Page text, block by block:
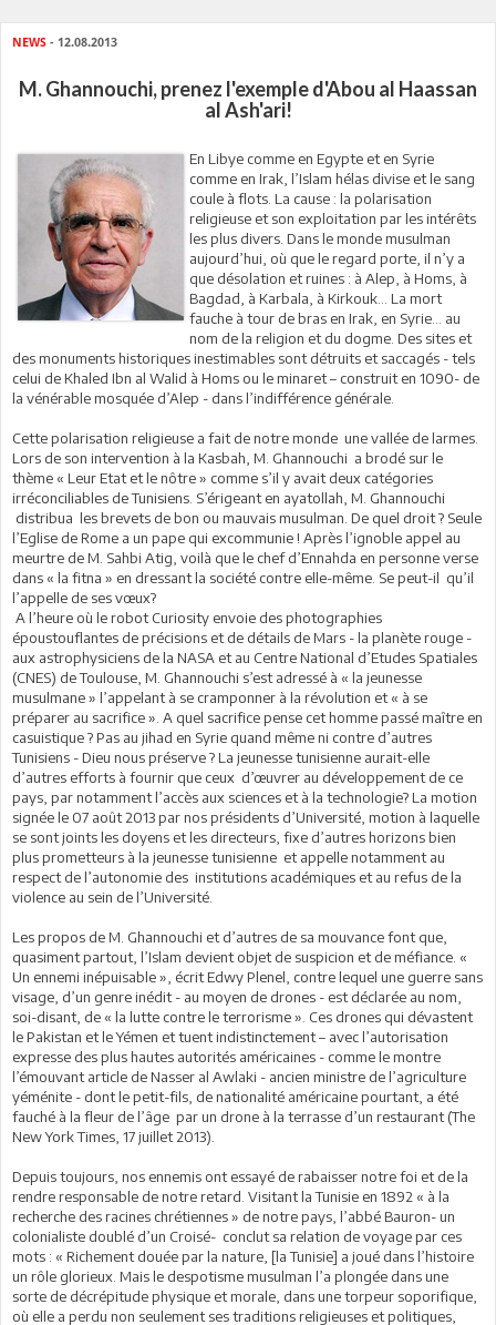
NEWS - 12.08.2013
M. Ghannouchi, prenez l'exemple d'Abou al Haassan
al Ash'ari!
En Libye comme en Egypte et en Syrie
comme en Irak, l’Islam hélas divise et le sang
coule à flots. La cause : la polarisation
religieuse et son exploitation par les intérêts
les plus divers. Dans le monde musulman
aujourd’hui, où que le regard porte, il n’y a
que désolation et ruines : à Alep, à Homs, à
Bagdad, à Karbala, à Kirkouk… La mort
fauche à tour de bras en Irak, en Syrie… au
nom de la religion et du dogme. Des sites et
des monuments historiques inestimables sont détruits et saccagés - tels
celui de Khaled Ibn al Walid à Homs ou le minaret – construit en 1090- de
la vénérable mosquée d’Alep - dans l’indifférence générale.
Cette polarisation religieuse a fait de notre monde une vallée de larmes.
Lors de son intervention à la Kasbah, M. Ghannouchi a brodé sur le
thème « Leur Etat et le nôtre » comme s’il y avait deux catégories
irréconciliables de Tunisiens. S’érigeant en ayatollah, M. Ghannouchi
distribua les brevets de bon ou mauvais musulman. De quel droit ? Seule
l’Eglise de Rome a un pape qui excommunie ! Après l’ignoble appel au
meurtre de M. Sahbi Atig, voilà que le chef d’Ennahda en personne verse
dans « la fitna » en dressant la société contre elle-même. Se peut-il qu’il
l’appelle de ses vœux?
A l’heure où le robot Curiosity envoie des photographies
époustouflantes de précisions et de détails de Mars - la planète rouge -
aux astrophysiciens de la NASA et au Centre National d’Etudes Spatiales
(CNES) de Toulouse, M. Ghannouchi s’est adressé à « la jeunesse
musulmane » l’appelant à se cramponner à la révolution et « à se
préparer au sacrifice ». A quel sacrifice pense cet homme passé maître en
casuistique ? Pas au jihad en Syrie quand même ni contre d’autres
Tunisiens - Dieu nous préserve ? La jeunesse tunisienne aurait-elle
d’autres efforts à fournir que ceux d’œuvrer au développement de ce
pays, par notamment l’accès aux sciences et à la technologie? La motion
signée le 07 août 2013 par nos présidents d’Université, motion à laquelle
se sont joints les doyens et les directeurs, fixe d’autres horizons bien
plus prometteurs à la jeunesse tunisienne et appelle notamment au
respect de l’autonomie des institutions académiques et au refus de la
violence au sein de l’Université.
Les propos de M. Ghannouchi et d’autres de sa mouvance font que,
quasiment partout, l’Islam devient objet de suspicion et de méfiance. «
Un ennemi inépuisable », écrit Edwy Plenel, contre lequel une guerre sans
visage, d’un genre inédit - au moyen de drones - est déclarée au nom,
soi-disant, de « la lutte contre le terrorisme ». Ces drones qui dévastent
le Pakistan et le Yémen et tuent indistinctement – avec l’autorisation
expresse des plus hautes autorités américaines - comme le montre
l’émouvant article de Nasser al Awlaki - ancien ministre de l’agriculture
yéménite - dont le petit-fils, de nationalité américaine pourtant, a été
fauché à la fleur de l’âge par un drone à la terrasse d’un restaurant (The
New York Times, 17 juillet 2013).
Depuis toujours, nos ennemis ont essayé de rabaisser notre foi et de la
rendre responsable de notre retard. Visitant la Tunisie en 1892 « à la
recherche des racines chrétiennes » de notre pays, l’abbé Bauron- un
colonialiste doublé d’un Croisé- conclut sa relation de voyage par ces
mots : « Richement douée par la nature, [la Tunisie] a joué dans l’histoire
un rôle glorieux. Mais le despotisme musulman l’a plongée dans une
sorte de décrépitude physique et morale, dans une torpeur soporifique,
où elle a perdu non seulement ses traditions religieuses et politiques,